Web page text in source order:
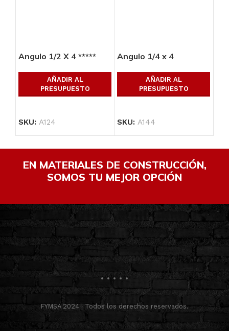
Angulo 1/2 X 4 *****
AÑADIR AL
PRESUPUESTO
SKU: A124
Angulo 1/4 x 4
AÑADIR AL
PRESUPUESTO
SKU: A144
EN MATERIALES DE CONSTRUCCIÓN,
SOMOS TU MEJOR OPCIÓN
FYMSA 2024 | Todos los derechos reservados.